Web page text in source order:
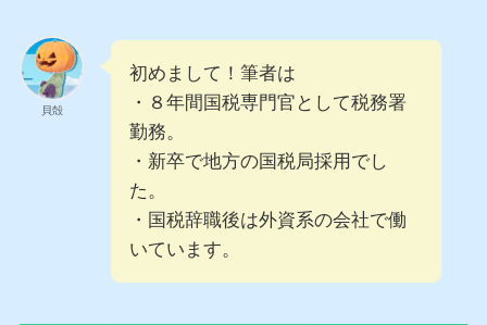
貝殻
初めまして！筆者は
・８年間国税専門官として税務署
勤務。
・新卒で地方の国税局採用でし
た。
・国税辞職後は外資系の会社で働
いています。